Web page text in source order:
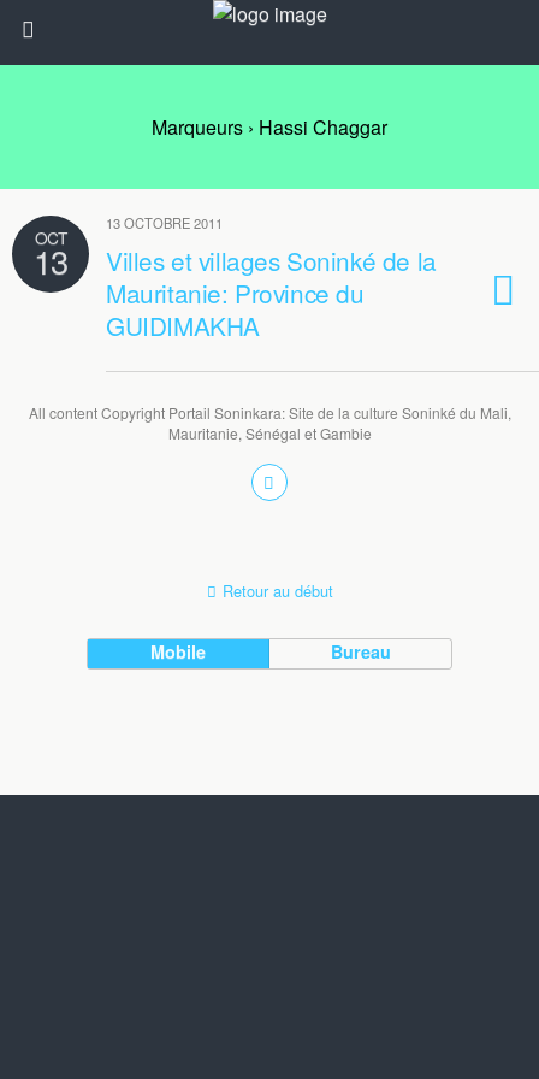
Marqueurs › Hassi Chaggar
OCT
13
13 OCTOBRE 2011
Villes et villages Soninké de la
Mauritanie: Province du
GUIDIMAKHA
All content Copyright Portail Soninkara: Site de la culture Soninké du Mali,
Mauritanie, Sénégal et Gambie
Retour au début
Mobile Bureau